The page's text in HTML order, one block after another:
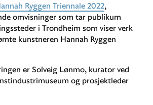
Ryggen Triennale 2022,
omvisninger som tar publikum
i Trondheim som viser verk
kunstneren Hannah Ryggen
er Solveig Lønmo, kurator ved
og prosjektleder